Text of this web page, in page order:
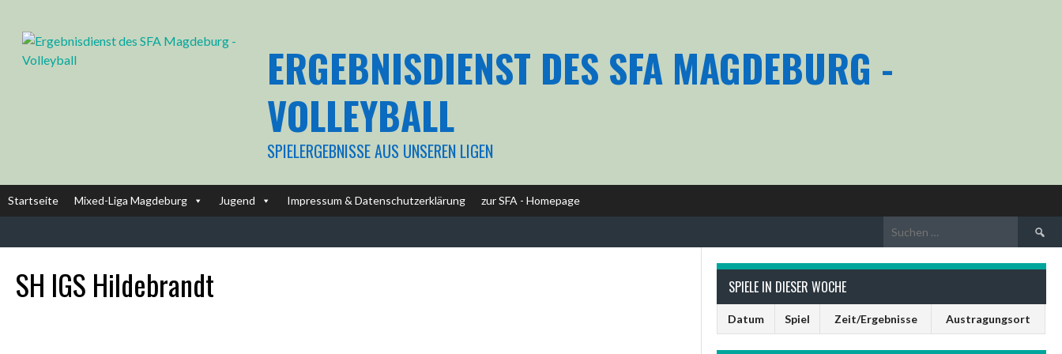
Inhalt
ERGEBNISDIENST DES SFA MAGDEBURG -
VOLLEYBALL
SPIELERGEBNISSE AUS UNSEREN LIGEN
Startseite Mixed-Liga Magdeburg Jugend Impressum & Datenschutzerklärung zur SFA - Homepage
Suchen
nach:
SH IGS Hildebrandt SPIELE IN DIESER WOCHE
Datum Spiel Zeit/Ergebnisse Austragungsort